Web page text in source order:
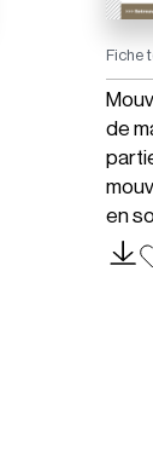
Fiche
de
en